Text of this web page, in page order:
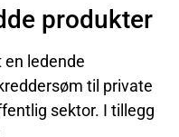
produkter
ledende
til private
sektor. I tillegg